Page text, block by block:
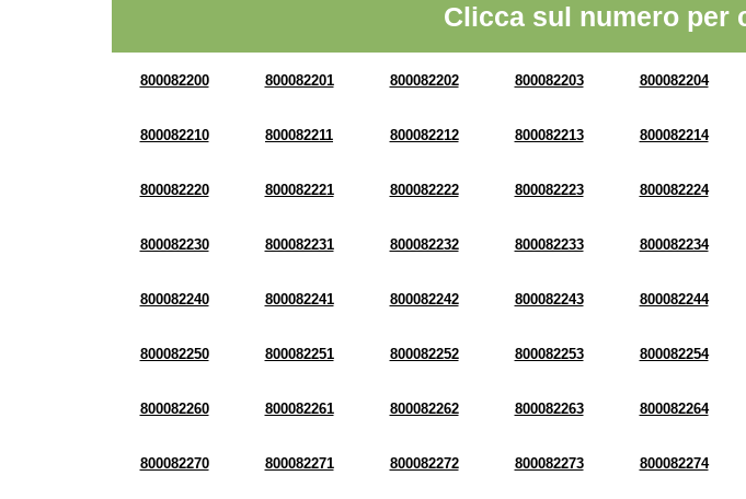
Clicca sul numero per
800082200 800082201 800082202 800082203 800082204
800082210 800082211 800082212 800082213 800082214
800082220 800082221 800082222 800082223 800082224
800082230 800082231 800082232 800082233 800082234
800082240 800082241 800082242 800082243 800082244
800082250 800082251 800082252 800082253 800082254
800082260 800082261 800082262 800082263 800082264
800082270 800082271 800082272 800082273 800082274